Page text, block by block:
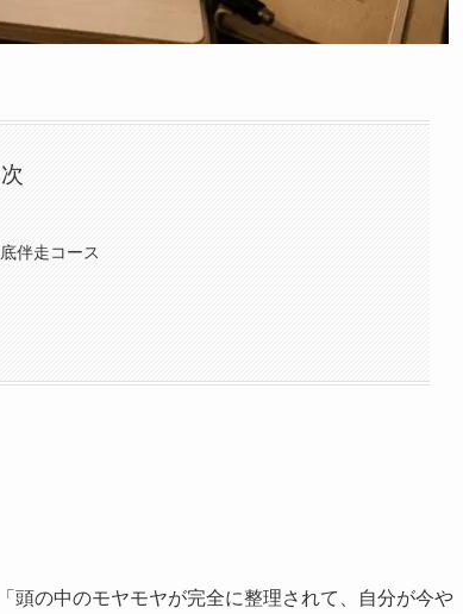
伴走コース
頭の中のモヤモヤが完全に整理されて、自分が今や